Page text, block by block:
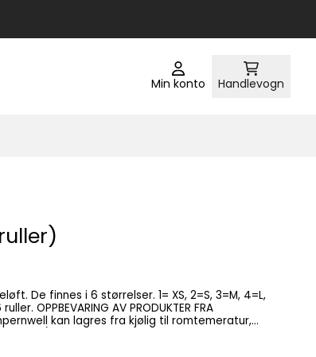
Min konto Handlevogn
De finnes i 6 størrelser. 1= XS, 2=S, 3=M, 4=L,
FRA
Når det gjelder Gel-ene er den beste